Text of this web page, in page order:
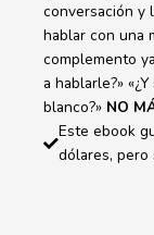
conversación y
hablar con una
complemento
a hablarle?»
blanco?» NO
Este ebook
dólares, pero